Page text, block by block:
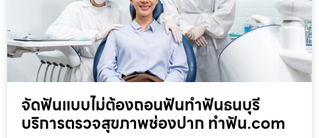
จัดฟันแบบไม่ต้องถอนฟันทำฟันธนบุรี
บริการตรวจสุขภาพช่องปาก ทำฟัน.com